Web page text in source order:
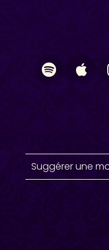
Suggérer une